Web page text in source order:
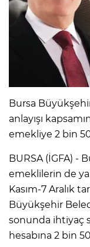
Bursa
anlayışı
emekliye 2 bin
BURSA (İGFA) -
emeklilerin de
Kasım-7 Aralık
Büyükşehir
sonunda ihtiyaç
hesabına 2 bin